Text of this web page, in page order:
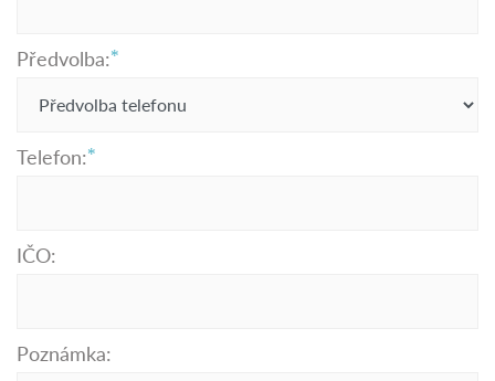
Předvolba:
Telefon:
IČO:
Poznámka: